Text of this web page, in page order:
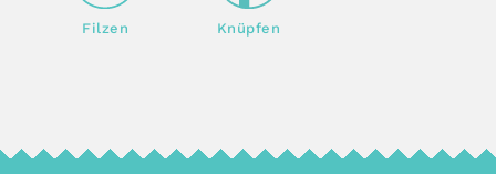
Filzen Knüpfen